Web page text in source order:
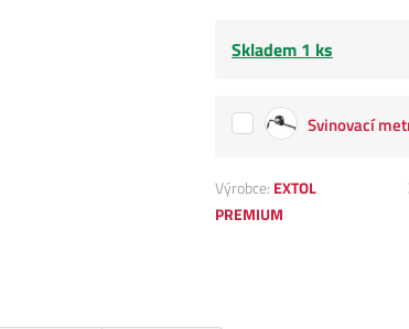
Skladem 1 ks
Svinovací
Výrobce: EXTOL
PREMIUM